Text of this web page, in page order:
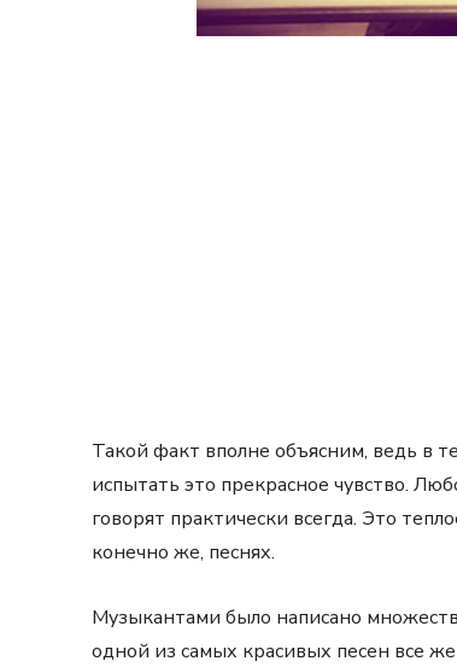
Такой факт вполне объясним, ведь в
испытать это прекрасное чувство.
говорят практически всегда. Это
конечно же, песнях.
Музыкантами было написано
одной из самых красивых песен все